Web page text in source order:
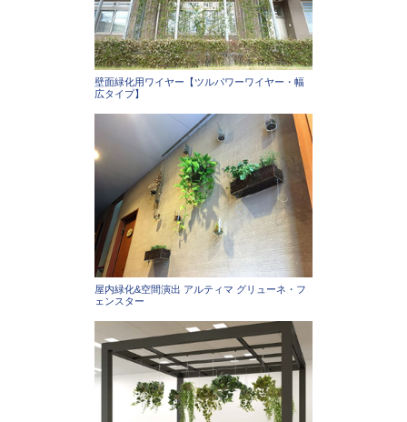
壁面緑化用ワイヤー【ツルパワーワイヤー・幅
広タイプ】
屋内緑化&空間演出 アルティマ グリューネ・フ
ェンスター